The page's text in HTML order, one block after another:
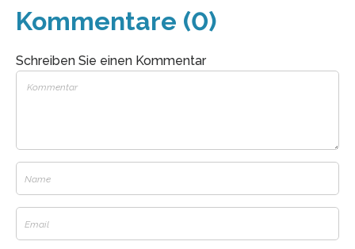
Kommentare (0)
Schreiben Sie einen Kommentar